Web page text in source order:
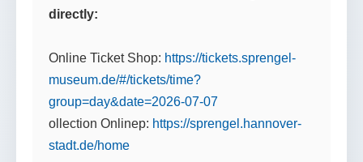
directly:
Online Ticket Shop: https://tickets.sprengel-
museum.de/#/tickets/time?
group=day&date=2026-07-07
ollection Onlinep: https://sprengel.hannover-
stadt.de/home